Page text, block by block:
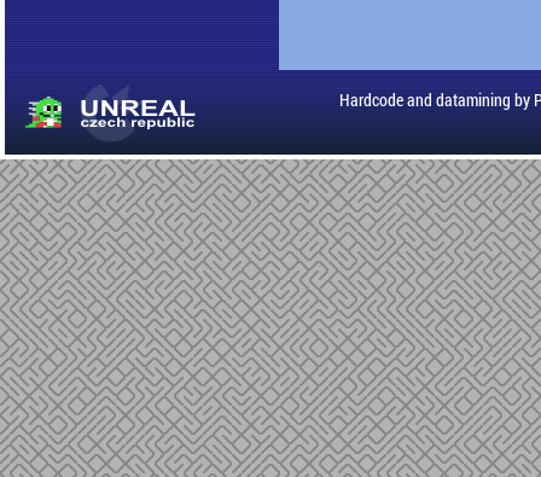
Hardcode and datamining by